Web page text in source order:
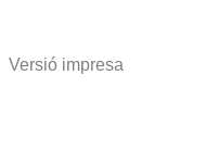
Versió impresa